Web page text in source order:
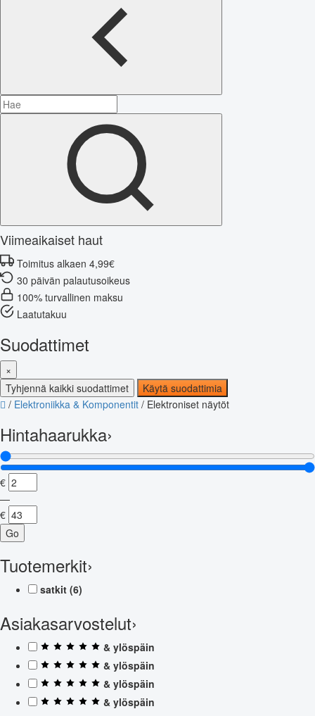
Viimeaikaiset haut
Toimitus alkaen 4,99€
30 päivän palautusoikeus
100% turvallinen maksu
Laatutakuu
Suodattimet
×
Tyhjennä kaikki suodattimet
Käytä suodattimia
/ Elektroniikka & Komponentit / Elektroniset näytöt
Hintahaarukka›
€
—
€
Go
Tuotemerkit›
satkit (6)
Asiakasarvostelut›
& ylöspäin
& ylöspäin
& ylöspäin
& ylöspäin